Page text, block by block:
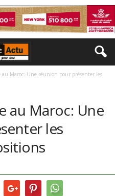
au Maroc: Une réunion pour présenter les
au Maroc: Une
les